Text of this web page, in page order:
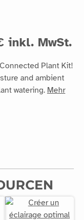
inkl. MwSt.
Plant Kit!
and ambient
watering. Mehr